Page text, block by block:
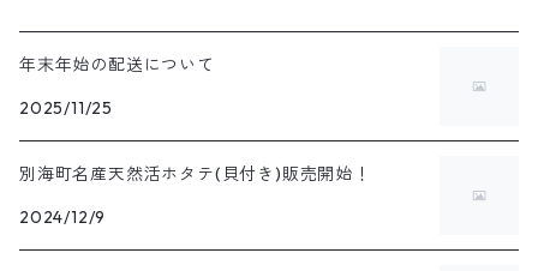
年末年始の配送について
2025/11/25
別海町名産天然活ホタテ(貝付き)販売開始！
2024/12/9